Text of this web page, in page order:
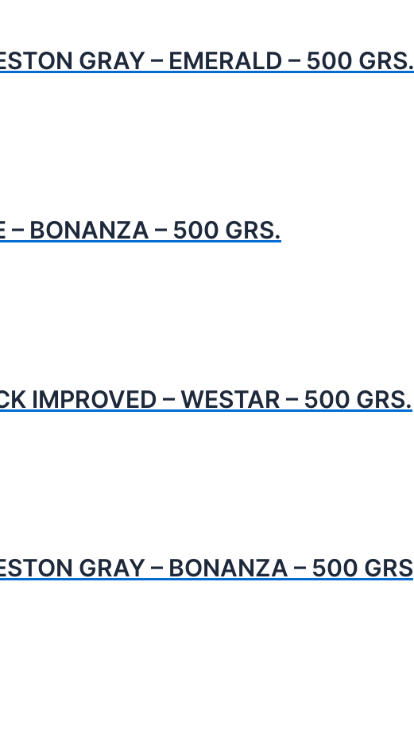
GRAY – EMERALD – 500 GRS.
– BONANZA – 500 GRS.
IMPROVED – WESTAR – 500 GRS.
GRAY – BONANZA – 500 GRS